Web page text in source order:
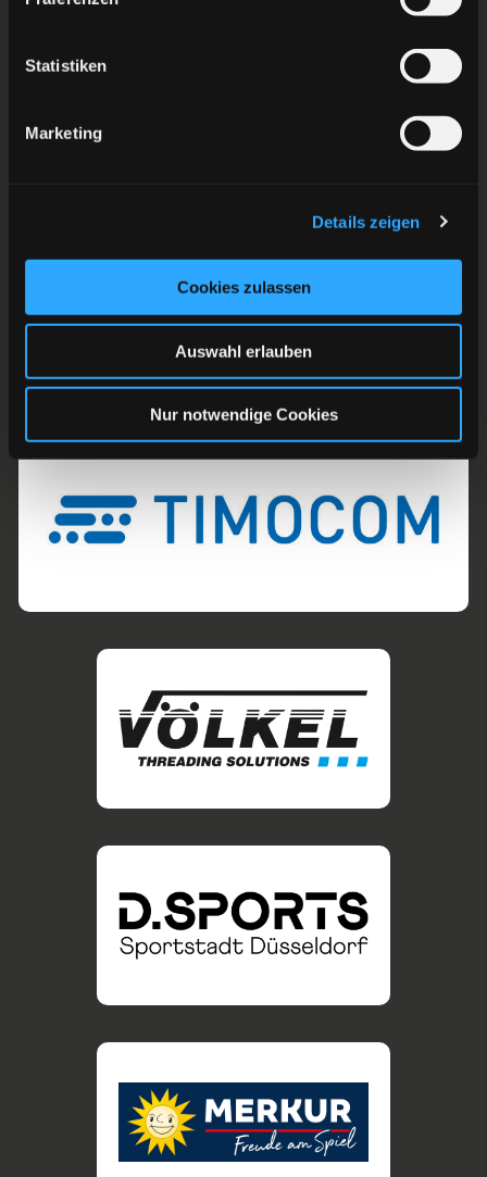
Statistiken
Marketing
Details zeigen
Cookies zulassen
Auswahl erlauben
Nur notwendige Cookies
Einlass.
Endlich wieder Eishockey! HEJA HEJA DEG!
ZURÜCK ZUR ÜBERSICHT